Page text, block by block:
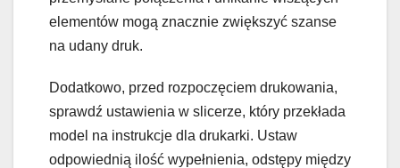
elementów mogą znacznie zwiększyć szanse
na udany druk.
Dodatkowo, przed rozpoczęciem drukowania,
sprawdź ustawienia w slicerze, który przekłada
model na instrukcje dla drukarki. Ustaw
odpowiednią ilość wypełnienia, odstępy między